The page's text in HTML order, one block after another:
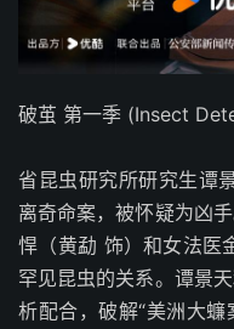
破茧 第一季 (Insect
省昆虫研究所研究生谭
离奇命案，被怀疑为凶
悍（黄勐 饰）和女法医
罕见昆虫的关系。谭景
析配合，破解“美洲大蠊